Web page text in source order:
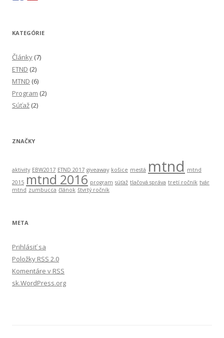
KATEGÓRIE
Články (7)
ETND (2)
MTND (6)
Program (2)
Súťaž (2)
ZNAČKY
aktivity EBW2017 ETND 2017 giveaway košice mestá mtnd mtnd
2015 mtnd 2016 program súťaž tlačová správa tretí ročník tvár
mtnd zumbucca článok štvrtý ročník
META
Prihlásiť sa
Položky RSS 2.0
Komentáre v RSS
sk.WordPress.org